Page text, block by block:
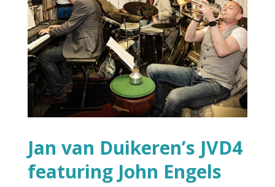
Jan van Duikeren’s JVD4
featuring John Engels